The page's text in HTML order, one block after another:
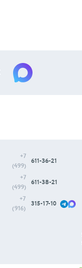
+7
(499)
611-36-21
+7
(499)
611-38-21
+7
(916)
315-17-10